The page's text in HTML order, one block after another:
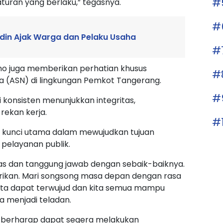
Ajak Warga dan Pelaku Usaha
juga memberikan perhatian khusus
di lingkungan Pemkot Tangerang.
menunjukkan integritas,
kerja.
utama dalam mewujudkan tujuan
publik.
dan tanggung jawab dengan sebaik-baiknya.
Mari songsong masa depan dengan rasa
dapat terwujud dan kita semua mampu
menjadi teladan.
dapat segera melakukan